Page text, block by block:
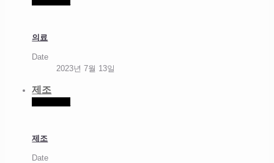
의료
Date
2023년 7월 13일
제조
제조
Date